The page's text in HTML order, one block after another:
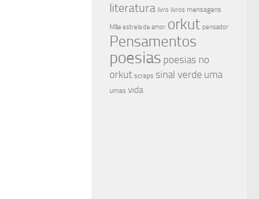
literatura livro livros mensagens
Mãe estrela de amor orkut pensador
Pensamentos
poesias poesias no
orkut scraps sinal verde uma
umas vida